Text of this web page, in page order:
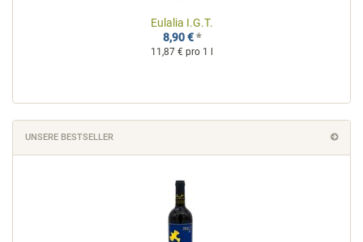
Eulalia I.G.T.
8,90 € *
11,87 € pro 1 l
UNSERE BESTSELLER